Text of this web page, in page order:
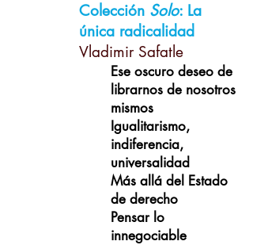
Colección Solo: La
única radicalidad
Vladimir Safatle
Ese oscuro deseo de
librarnos de nosotros
mismos
Igualitarismo,
indiferencia,
universalidad
Más allá del Estado
de derecho
Pensar lo
innegociable